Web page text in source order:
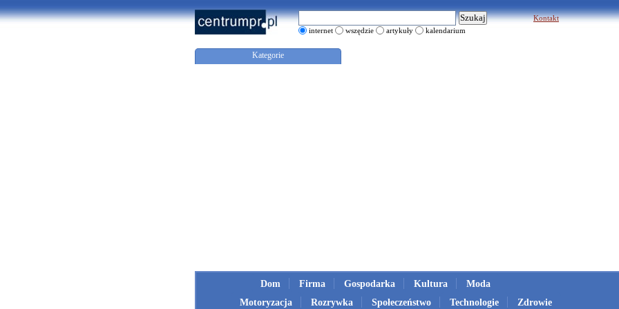
internet wszędzie artykuły kalendarium
Kontakt
Kategorie
Dom Firma Gospodarka Kultura
Moda
Motoryzacja
Rozrywka Społeczeństwo Technologie Zdrowie